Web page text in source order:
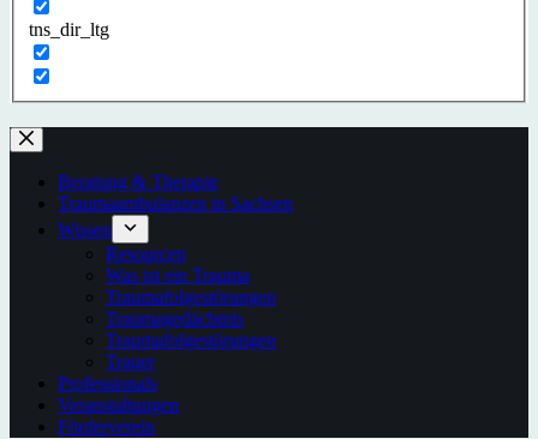
tns_dir_ltg
Beratung & Therapie
Traumaambulanzen in Sachsen
Wissen
Resourcen
Was ist ein Trauma
Traumafolgestörungen
Traumagedächtnis
Traumafolgestörungen
Trauer
Professionals
Veranstaltungen
Förderverein